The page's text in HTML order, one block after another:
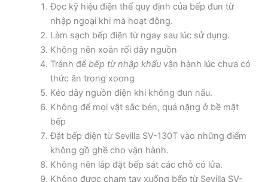
Đọc kỹ hiệu điện thế quy định của bếp đun từ
nhập ngoại khi mà hoạt động.
Làm sạch bếp điện từ ngay sau lúc sử dụng.
Không nên xoắn rối dây nguồn
Tránh để bếp từ nhập khẩuvận hành lúc chưa có
thức ăn trong xoong
Kéo dây nguồn điện khi không đun nấu.
Không để mọi vật sắc bén, quá nặng ở bề mặt
bếp
Đặt bếp điện từ Sevilla SV-130T vào những điểm
không gồ ghề cho vận hành.
Không nên lắp đặt bếp sát các chỗ có lửa.
Không được chạm tay xuống bếp từ Sevilla SV-